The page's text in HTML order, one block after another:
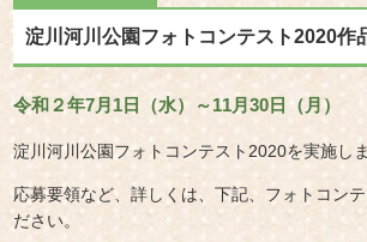
淀川河川公園フォトコンテスト2020作
令和２年7月1日（水）～11月30日（月）
淀川河川公園フォトコンテスト2020を実施しま
応募要領など、詳しくは、下記、フォトコン
ださい。